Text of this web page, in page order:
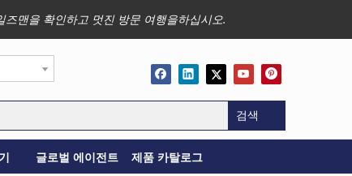
맨을 확인하고 멋진 방문 여행을하십시오.
검색
글로벌 에이전트 제품 카탈로그